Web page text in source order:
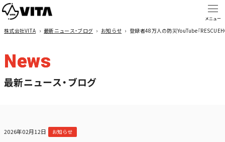
株式会社VITA › 最新ニュース・ブログ › お知らせ › 登録者48万人の防災YouTube『
News
最新ニュース・ブログ
2026年02月12日 お知らせ